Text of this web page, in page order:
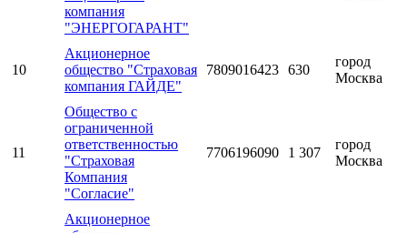
компания
"ЭНЕРГОГАРАНТ"
10
Акционерное
общество "Страховая
компания ГАЙДЕ"
7809016423 630
город
Москва
11
Общество с
ограниченной
ответственностью
"Страховая
Компания
"Согласие"
7706196090 1 307
город
Москва
Акционерное